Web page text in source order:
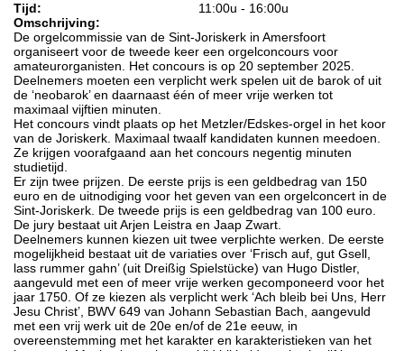
Tijd:
11:00u - 16:00u
Omschrijving:
De orgelcommissie van de Sint-Joriskerk in Amersfoort
organiseert voor de tweede keer een orgelconcours voor
amateurorganisten. Het concours is op 20 september 2025.
Deelnemers moeten een verplicht werk spelen uit de barok of uit
de ‘neobarok’ en daarnaast één of meer vrije werken tot
maximaal vijftien minuten.
Het concours vindt plaats op het Metzler/Edskes-orgel in het koor
van de Joriskerk. Maximaal twaalf kandidaten kunnen meedoen.
Ze krijgen voorafgaand aan het concours negentig minuten
studietijd.
Er zijn twee prijzen. De eerste prijs is een geldbedrag van 150
euro en de uitnodiging voor het geven van een orgelconcert in de
Sint-Joriskerk. De tweede prijs is een geldbedrag van 100 euro.
De jury bestaat uit Arjen Leistra en Jaap Zwart.
Deelnemers kunnen kiezen uit twee verplichte werken. De eerste
mogelijkheid bestaat uit de variaties over ‘Frisch auf, gut Gsell,
lass rummer gahn’ (uit Dreißig Spielstücke) van Hugo Distler,
aangevuld met een of meer vrije werken gecomponeerd voor het
jaar 1750. Of ze kiezen als verplicht werk ‘Ach bleib bei Uns, Herr
Jesu Christ’, BWV 649 van Johann Sebastian Bach, aangevuld
met een vrij werk uit de 20e en/of de 21e eeuw, in
overeenstemming met het karakter en karakteristieken van het